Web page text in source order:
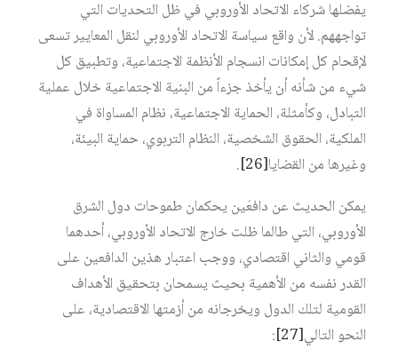
يفضلها شركاء الاتحاد الأوروبي في ظل التحديات التي
تواجههم. لأن واقع سياسة الاتحاد الأوروبي لنقل المعايير تسعى
لإقحام كل إمكانات انسجام الأنظمة الاجتماعية، وتطبيق كل
شيء من شأنه أن يأخذ جزءاً من البنية الاجتماعية خلال عملية
التبادل، وكأمثلة، الحماية الاجتماعية، نظام المساواة في
الملكية، الحقوق الشخصية، النظام التربوي، حماية البيئة،
وغيرها من القضايا‏[26]
.
يمكن الحديث عن دافعَين يحكمان طموحات دول الشرق
الأوروبي، التي طالما ظلت خارج الاتحاد الأوروبي، أحدهما
قومي والثاني اقتصادي، ووجب اعتبار هذين الدافعين على
القدر نفسه من الأهمية بحيث يسمحان بتحقيق الأهداف
القومية لتلك الدول ويخرجانه من أزمتها الاقتصادية، على
النحو التالي‏[27]
: